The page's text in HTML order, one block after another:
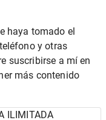
haya tomado el
y otras
suscribirse a mí en
más contenido